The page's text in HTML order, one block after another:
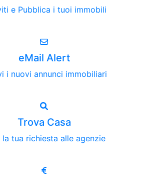
e Pubblica i tuoi immobili
eMail Alert
i nuovi annunci immobiliari
Trova Casa
la tua richiesta alle agenzie